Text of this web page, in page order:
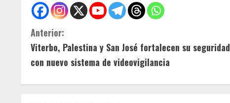
S
i
Anterior:
Viterbo, Palestina y San José fortalecen su seguridad
con nuevo sistema de videovigilancia